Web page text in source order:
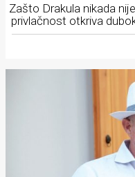
Zašto Drakula nikada
privlačnost otkriva